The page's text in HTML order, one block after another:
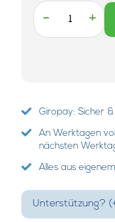
- +
Giropay: Sicher
An Werktagen
nächsten
Alles aus
Unterstützung?